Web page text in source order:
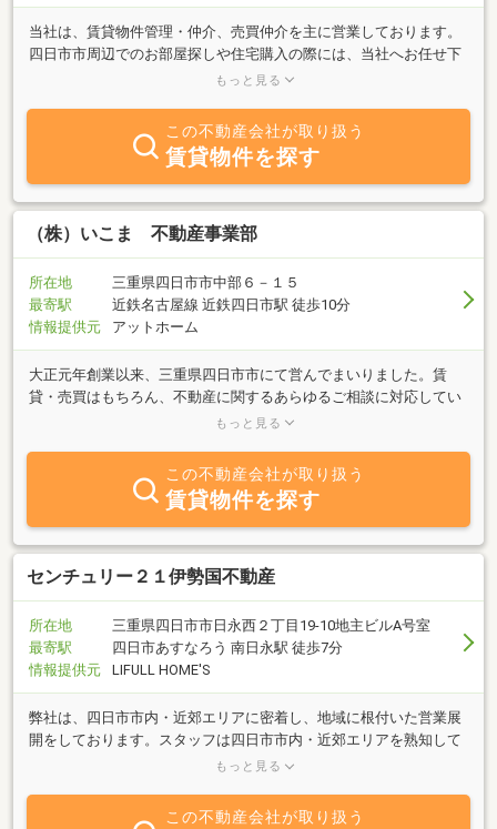
当社は、賃貸物件管理・仲介、売買仲介を主に営業しております。
四日市市周辺でのお部屋探しや住宅購入の際には、当社へお任せ下
さい。経験豊富なスタッフが、お客様のご要望に応じて物件探しを
もっと見る
この不動産会社が取り扱う
賃貸物件を探す
（株）いこま 不動産事業部
所在地
三重県四日市市中部６－１５
最寄駅
近鉄名古屋線 近鉄四日市駅 徒歩10分
情報提供元
アットホーム
大正元年創業以来、三重県四日市市にて営んでまいりました。賃
貸・売買はもちろん、不動産に関するあらゆるご相談に対応してい
ます。【売りたい】【買いたい】【活用したい】など、お客様の大
心してお付き合いいただけるパートナーを目指しています。主に、
近鉄四日市からＪＲ四日市周辺を得意としております。こちらのエ
リアであれば非公開の物件（売買、賃貸、収益）もお取り扱ってお
ります。お気軽にお問い合わせください。
もっと見る
この不動産会社が取り扱う
賃貸物件を探す
センチュリー２１伊勢国不動産
所在地
三重県四日市市日永西２丁目19-10地主ビルA号室
最寄駅
四日市あすなろう 南日永駅 徒歩7分
情報提供元
LIFULL HOME'S
弊社は、四日市市内・近郊エリアに密着し、地域に根付いた営業展
開をしております。スタッフは四日市市内・近郊エリアを熟知して
おり『売りたい』『買いたい』全てお客様に最適なご提案をさせて
もっと見る
この不動産会社が取り扱う